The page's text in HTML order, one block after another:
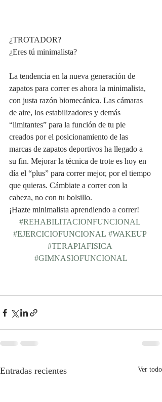
¿TROTADOR?
¿Eres tú minimalista?
La tendencia en la nueva generación de
zapatos para correr es ahora la minimalista,
con justa razón biomecánica. Las cámaras
de aire, los estabilizadores y demás
“limitantes” para la función de tu pie
creados por el posicionamiento de las
marcas de zapatos deportivos ha llegado a
su fin. Mejorar la técnica de trote es hoy en
día el “plus” para correr mejor, por el tiempo
que quieras. Cámbiate a correr con la
cabeza, no con tu bolsillo.
¡Hazte minimalista aprendiendo a correr!
#REHABILITACIONFUNCIONAL
#EJERCICIOFUNCIONAL#WAKEUP
#TERAPIAFISICA
#GIMNASIOFUNCIONAL
Entradas recientes Ver todo